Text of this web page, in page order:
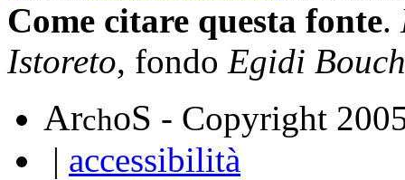
Come citare questa fonte.
Istoreto, fondo Egidi
ArchoS - Copyright
| accessibilità